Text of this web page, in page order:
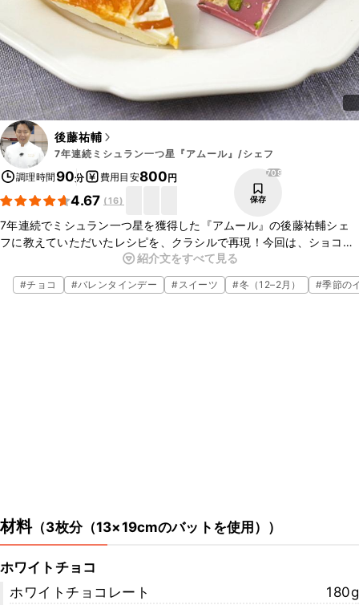
後藤祐輔
7年連続ミシュラン一つ星『アムール』/シェフ
調理時間90分 費用目安800円
4.67 (16)
709
保存
7年連続でミシュラン一つ星を獲得した『アムール』の後藤祐輔シェ
フに教えていただいたレシピを、クラシルで再現！今回は、ショコラ
タブレットのご紹介です。3種類のチョコレートを使って、とても簡
単に見た目も華やかなショコラタブレットをお作りいただけますよ。
ぜひ作ってみてくださいね。
紹介文をすべて見る
#チョコ #バレンタインデー #スイーツ #冬（12–2月） #季節の
材料（3枚分（13×19cmのバットを使用） ）
ホワイトチョコ
ホワイトチョコレート
180g